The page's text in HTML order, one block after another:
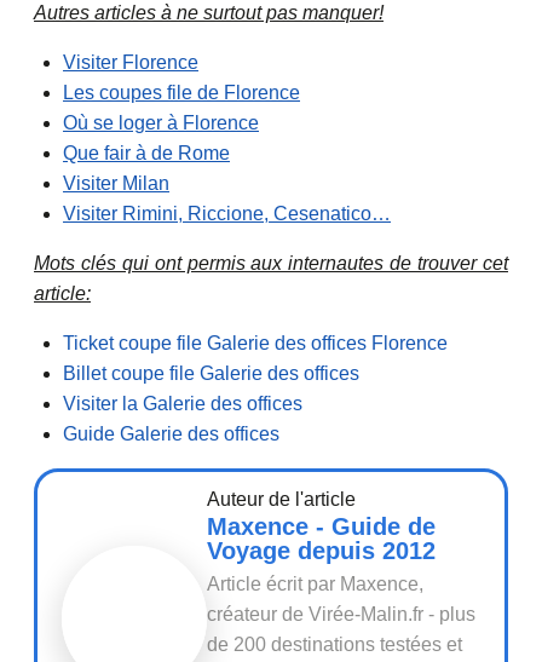
Autres articles à ne surtout pas manquer!
Visiter Florence
Les coupes file de Florence
Où se loger à Florence
Que fair à de Rome
Visiter Milan
Visiter Rimini, Riccione, Cesenatico…
Mots clés qui ont permis aux internautes de trouver cet
article:
Ticket coupe file Galerie des offices Florence
Billet coupe file Galerie des offices
Visiter la Galerie des offices
Guide Galerie des offices
Auteur de l'article
Maxence - Guide de
Voyage depuis 2012
Article écrit par Maxence,
créateur de Virée-Malin.fr - plus
de 200 destinations testées et